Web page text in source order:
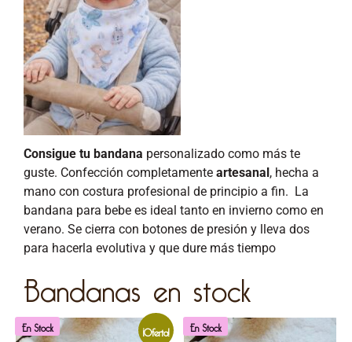
Consigue tu bandana personalizado como más te
guste. Confección completamente artesanal, hecha a
mano con costura profesional de principio a fin. La
bandana para bebe es ideal tanto en invierno como en
verano. Se cierra con botones de presión y lleva dos
para hacerla evolutiva y que dure más tiempo
Bandanas en stock
¡Oferta!
En Stock En Stock